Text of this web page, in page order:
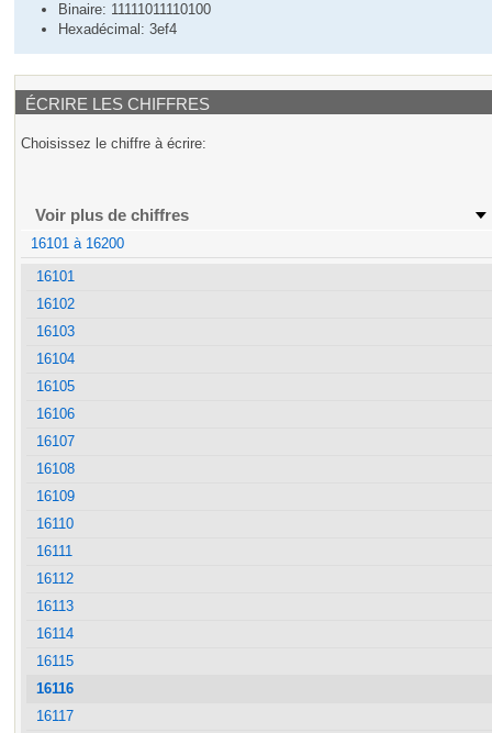
Binaire: 11111011110100
Hexadécimal: 3ef4
ÉCRIRE LES CHIFFRES
Choisissez le chiffre à écrire:
Voir plus de chiffres
16101 à 16200
16101
16102
16103
16104
16105
16106
16107
16108
16109
16110
16111
16112
16113
16114
16115
16116
16117